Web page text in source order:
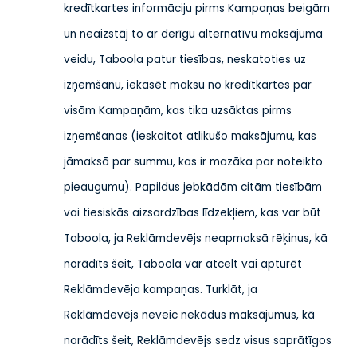
kredītkartes informāciju pirms Kampaņas beigām
un neaizstāj to ar derīgu alternatīvu maksājuma
veidu, Taboola patur tiesības, neskatoties uz
izņemšanu, iekasēt maksu no kredītkartes par
visām Kampaņām, kas tika uzsāktas pirms
izņemšanas (ieskaitot atlikušo maksājumu, kas
jāmaksā par summu, kas ir mazāka par noteikto
pieaugumu). Papildus jebkādām citām tiesībām
vai tiesiskās aizsardzības līdzekļiem, kas var būt
Taboola, ja Reklāmdevējs neapmaksā rēķinus, kā
norādīts šeit, Taboola var atcelt vai apturēt
Reklāmdevēja kampaņas. Turklāt, ja
Reklāmdevējs neveic nekādus maksājumus, kā
norādīts šeit, Reklāmdevējs sedz visus saprātīgos